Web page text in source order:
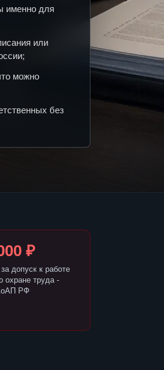
именно для
или
можно
без
₽
допуск к работе
охране труда -
РФ